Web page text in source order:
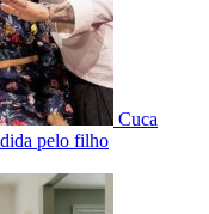
Cuca
pelo filho